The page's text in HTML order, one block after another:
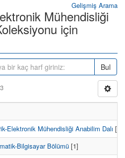
Gelişmiş Arama
Mühendisliği
için
Bul
Elektronik Mühendisliği Anabilim Dalı [3]
Bilgisayar Bölümü [1]